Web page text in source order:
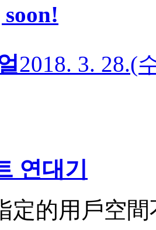
2018. 3. 28.(
연대기
定的用戶空間